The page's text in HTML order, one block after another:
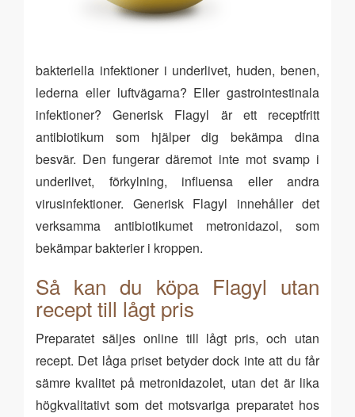
bakteriella infektioner i underlivet, huden, benen,
lederna eller luftvägarna? Eller gastrointestinala
infektioner? Generisk Flagyl är ett receptfritt
antibiotikum som hjälper dig bekämpa dina
besvär. Den fungerar däremot inte mot svamp i
underlivet, förkylning, influensa eller andra
virusinfektioner. Generisk Flagyl innehåller det
verksamma antibiotikumet metronidazol, som
bekämpar bakterier i kroppen.
Så kan du köpa Flagyl utan
recept till lågt pris
Preparatet säljes online till lågt pris, och utan
recept. Det låga priset betyder dock inte att du får
sämre kvalitet på metronidazolet, utan det är lika
högkvalitativt som det motsvariga preparatet hos